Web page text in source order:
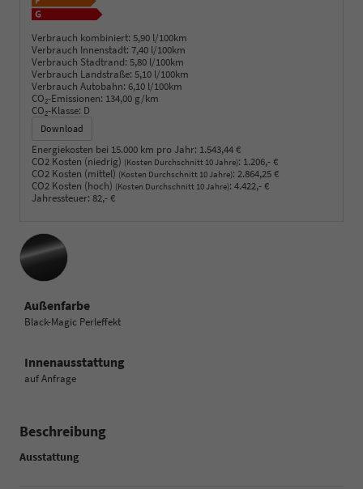
Verbrauch kombiniert: 5,90 l/100km
Verbrauch Innenstadt: 7,40 l/100km
Verbrauch Stadtrand: 5,80 l/100km
Verbrauch Landstraße: 5,10 l/100km
Verbrauch Autobahn: 6,10 l/100km
CO2-Emissionen: 134,00 g/km
CO2-Klasse: D
Download
Energiekosten bei 15.000 km pro Jahr: 1.543,44 €
CO2 Kosten (niedrig) (Kosten Durchschnitt 10 Jahre): 1.206,- €
CO2 Kosten (mittel) (Kosten Durchschnitt 10 Jahre): 2.864,25 €
CO2 Kosten (hoch) (Kosten Durchschnitt 10 Jahre): 4.422,- €
Jahressteuer: 82,- €
Außenfarbe
Black-Magic Perleffekt
Innenausstattung
auf Anfrage
Beschreibung
Ausstattung